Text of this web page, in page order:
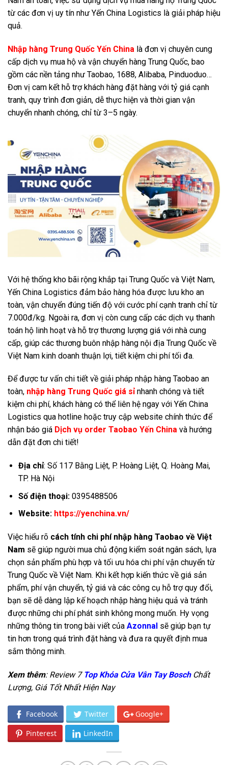
từ các đơn vị uy tín như Yến China Logistics là giải pháp hiệu
quả.
Nhập hàng Trung Quốc Yến China là đơn vị chuyên cung
cấp dịch vụ mua hộ và vận chuyển hàng Trung Quốc, bao
gồm các nền tảng như Taobao, 1688, Alibaba, Pinduoduo…
Đơn vị cam kết hỗ trợ khách hàng đặt hàng với tỷ giá cạnh
tranh, quy trình đơn giản, dễ thực hiện và thời gian vận
chuyển nhanh chóng, chỉ từ 3–5 ngày.
Với hệ thống kho bãi rộng khắp tại Trung Quốc và Việt Nam,
Yến China Logistics đảm bảo hàng hóa được lưu kho an
toàn, vận chuyển đúng tiến độ với cước phí cạnh tranh chỉ từ
7.000đ/kg. Ngoài ra, đơn vị còn cung cấp các dịch vụ thanh
toán hộ linh hoạt và hỗ trợ thương lượng giá với nhà cung
cấp, giúp các thương buôn nhập hàng nội địa Trung Quốc về
Việt Nam kinh doanh thuận lợi, tiết kiệm chi phí tối đa.
Để được tư vấn chi tiết về giải pháp nhập hàng Taobao an
toàn, nhập hàng Trung Quốc giá sỉ nhanh chóng và tiết
kiệm chi phí, khách hàng có thể liên hệ ngay với Yến China
Logistics qua hotline hoặc truy cập website chính thức để
nhận báo giá Dịch vụ order Taobao Yến China và hướng
dẫn đặt đơn chi tiết!
Địa chỉ: Số 117 Bằng Liệt, P. Hoàng Liệt, Q. Hoàng Mai,
TP. Hà Nội
Số điện thoại:0395488506
Website: https://yenchina.vn/
Việc hiểu rõ cách tính chi phí nhập hàng Taobao về Việt
Nam sẽ giúp người mua chủ động kiểm soát ngân sách, lựa
chọn sản phẩm phù hợp và tối ưu hóa chi phí vận chuyển từ
Trung Quốc về Việt Nam. Khi kết hợp kiến thức về giá sản
phẩm, phí vận chuyển, tỷ giá và các công cụ hỗ trợ quy đổi,
bạn sẽ dễ dàng lập kế hoạch nhập hàng hiệu quả và tránh
được những chi phí phát sinh không mong muốn. Hy vọng
những thông tin trong bài viết của Azonnal sẽ giúp bạn tự
tin hơn trong quá trình đặt hàng và đưa ra quyết định mua
sắm thông minh.
Xem thêm: Review 7 Top Khóa Cửa Vân Tay Bosch Chất
Lượng, Giá Tốt Nhất Hiện Nay
Facebook Twitter Google+
Pinterest LinkedIn